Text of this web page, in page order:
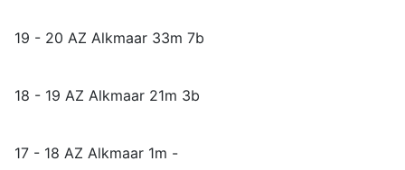
19 - 20 AZ Alkmaar 33m 7b
18 - 19 AZ Alkmaar 21m 3b
17 - 18 AZ Alkmaar 1m -